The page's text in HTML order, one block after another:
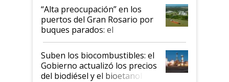
“Alta preocupación” en los
puertos del Gran Rosario por
buques parados: el
funcionamiento de las
exportadoras en tensión tras
la medida de fuerza de los
prácticos
Suben los biocombustibles: el
Gobierno actualizó los precios
del biodiésel y el bioetanol